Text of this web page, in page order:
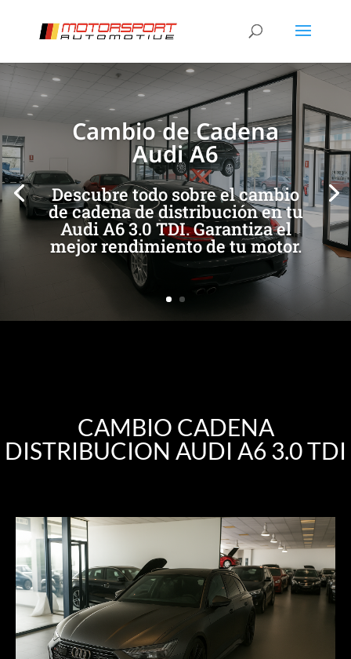
Cambio de Cadena
Audi A6
Descubre todo sobre el cambio
de cadena de distribución en tu
Audi A6 3.0 TDI. Garantiza el
mejor rendimiento de tu motor.
[/et_pb_slide] [/et_pb_slide]
CAMBIO CADENA
DISTRIBUCION AUDI A6 3.0 TDI